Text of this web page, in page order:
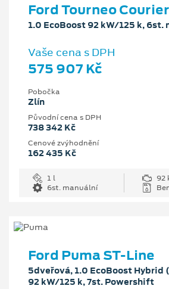
Ford Tourneo
1.0 EcoBoost 92 kW/125 k, 6st.
Vaše cena s DPH
575 907 Kč
Pobočka
Zlín
Původní cena s DPH
738 342 Kč
Cenové zvýhodnění
162 435 Kč
1 l
92
6st. manuální
Ford Puma ST-Line
5dveřová, 1.0 EcoBoost Hybrid
92 kW/125 k, 7st. Powershift